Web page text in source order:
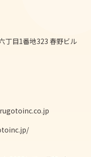
丁目1番地323 春野ビル